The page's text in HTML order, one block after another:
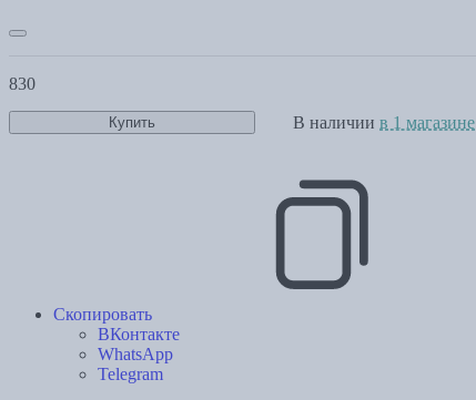
830
Купить В наличии в 1 магазине
Скопировать
ВКонтакте
WhatsApp
Telegram